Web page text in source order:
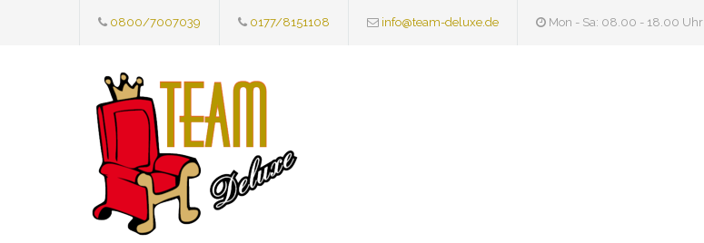
0800/7007039 0177/8151108 info@team-deluxe.de Mon - Sa: 08.00 - 18.00 Uhr